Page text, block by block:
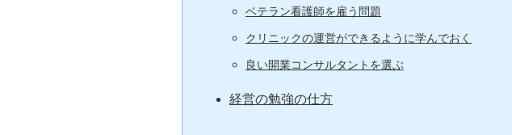
ベテラン看護師を雇う問題
クリニックの運営ができるように学んでおく
良い開業コンサルタントを選ぶ
経営の勉強の仕方